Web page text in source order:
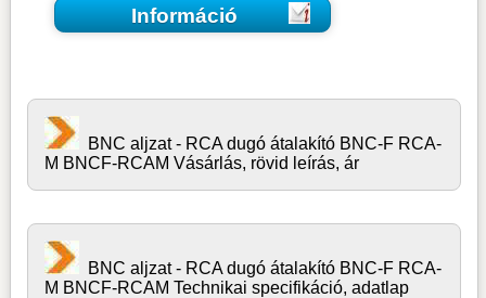
Információ
BNC aljzat - RCA dugó átalakító BNC-F RCA-
M BNCF-RCAM Vásárlás, rövid leírás, ár
BNC aljzat - RCA dugó átalakító BNC-F RCA-
M BNCF-RCAM Technikai specifikáció, adatlap